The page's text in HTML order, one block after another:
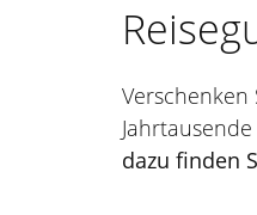
dazu finden